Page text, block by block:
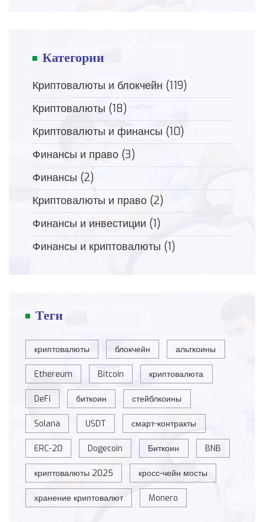
Категории
Криптовалюты и блокчейн (119)
Криптовалюты (18)
Криптовалюты и финансы (10)
Финансы и право (3)
Финансы (2)
Криптовалюты и право (2)
Финансы и инвестиции (1)
Финансы и криптовалюты (1)
Теги
криптовалюты блокчейн альткоины
Ethereum Bitcoin криптовалюта
DeFi биткоин стейблкоины
Solana USDT смарт-контракты
ERC-20 Dogecoin Биткоин BNB
криптовалюты 2025 кросс-чейн мосты
хранение криптовалют Monero